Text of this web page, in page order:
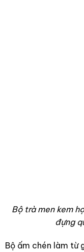
Bộ trà men kem
đựng
Bộ ấm chén làm từ